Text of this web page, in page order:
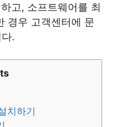
고, 소프트웨어를 최
경우 고객센터에 문
.
치하기